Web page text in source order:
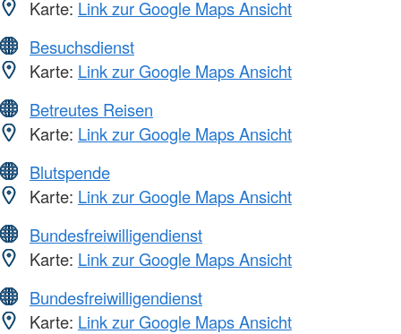
Karte: Link zur Google Maps Ansicht
Besuchsdienst
Karte: Link zur Google Maps Ansicht
Betreutes Reisen
Karte: Link zur Google Maps Ansicht
Blutspende
Karte: Link zur Google Maps Ansicht
Bundesfreiwilligendienst
Karte: Link zur Google Maps Ansicht
Bundesfreiwilligendienst
Karte: Link zur Google Maps Ansicht